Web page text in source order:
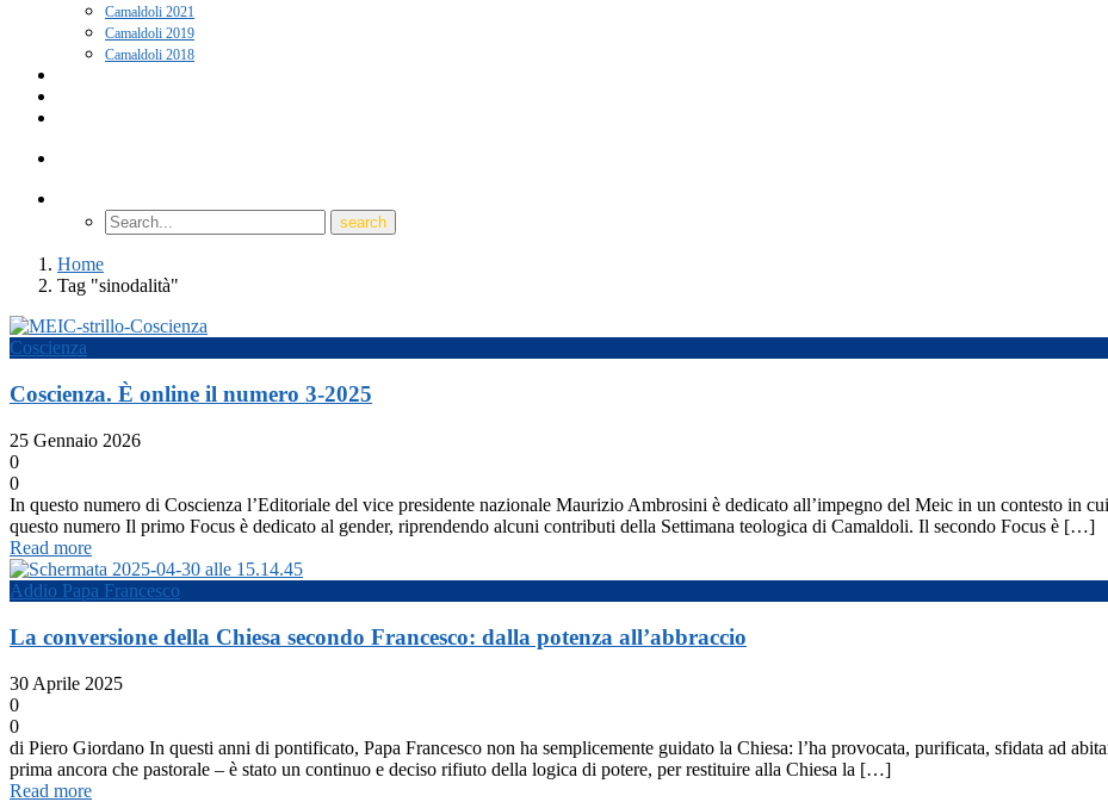
Camaldoli 2021
Camaldoli 2019
Camaldoli 2018
Home
Tag "sinodalità"
Coscienza
Coscienza. È online il numero 3-2025
25 Gennaio 2026
0
0
In questo numero di Coscienza l’Editoriale del vice presidente nazionale Maurizio Ambrosini è dedicato all’impegno del Meic in un contesto in
questo numero Il primo Focus è dedicato al gender, riprendendo alcuni contributi della Settimana teologica di Camaldoli. Il secondo Focus è […]
Read more
Addio Papa Francesco
La conversione della Chiesa secondo Francesco: dalla potenza all’abbraccio
30 Aprile 2025
0
0
di Piero Giordano In questi anni di pontificato, Papa Francesco non ha semplicemente guidato la Chiesa: l’ha provocata, purificata, sfidata ad
prima ancora che pastorale – è stato un continuo e deciso rifiuto della logica di potere, per restituire alla Chiesa la […]
Read more